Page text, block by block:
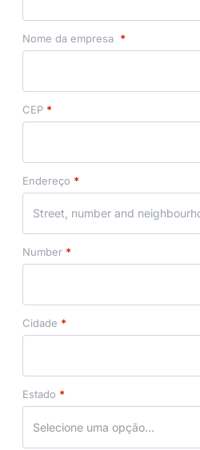
Nome da empresa *
CEP *
Endereço *
Number *
Cidade *
Estado *
Selecione uma opção…